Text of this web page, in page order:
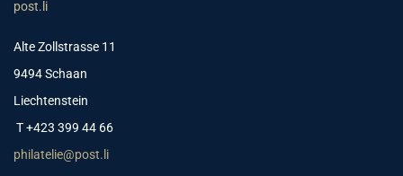
post.li
Alte Zollstrasse 11
9494 Schaan
Liechtenstein
T +423 399 44 66
philatelie@post.li